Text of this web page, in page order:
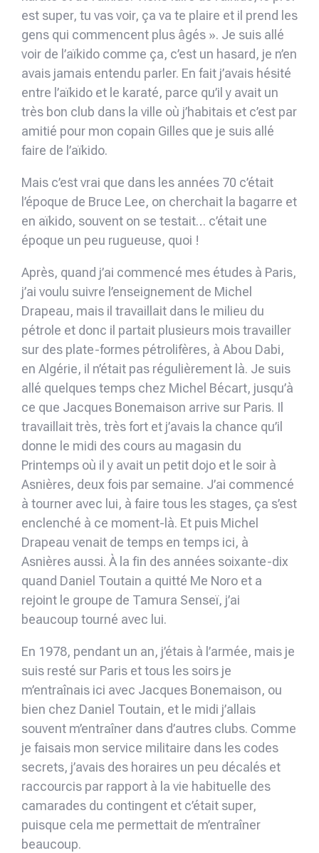
est super, tu vas voir, ça va te plaire et il prend les
gens qui commencent plus âgés ». Je suis allé
voir de l’aïkido comme ça, c’est un hasard, je n’en
avais jamais entendu parler. En fait j’avais hésité
entre l’aïkido et le karaté, parce qu’il y avait un
très bon club dans la ville où j’habitais et c’est par
amitié pour mon copain Gilles que je suis allé
faire de l’aïkido.
Mais c’est vrai que dans les années 70 c’était
l’époque de Bruce Lee, on cherchait la bagarre et
en aïkido, souvent on se testait… c’était une
époque un peu rugueuse, quoi !
Après, quand j’ai commencé mes études à Paris,
j’ai voulu suivre l’enseignement de Michel
Drapeau, mais il travaillait dans le milieu du
pétrole et donc il partait plusieurs mois travailler
sur des plate-formes pétrolifères, à Abou Dabi,
en Algérie, il n’était pas régulièrement là. Je suis
allé quelques temps chez Michel Bécart, jusqu’à
ce que Jacques Bonemaison arrive sur Paris. Il
travaillait très, très fort et j’avais la chance qu’il
donne le midi des cours au magasin du
Printemps où il y avait un petit dojo et le soir à
Asnières, deux fois par semaine. J’ai commencé
à tourner avec lui, à faire tous les stages, ça s’est
enclenché à ce moment-là. Et puis Michel
Drapeau venait de temps en temps ici, à
Asnières aussi. À la fin des années soixante-dix
quand Daniel Toutain a quitté Me Noro et a
rejoint le groupe de Tamura Senseï, j’ai
beaucoup tourné avec lui.
En 1978, pendant un an, j’étais à l’armée, mais je
suis resté sur Paris et tous les soirs je
m’entraînais ici avec Jacques Bonemaison, ou
bien chez Daniel Toutain, et le midi j’allais
souvent m’entraîner dans d’autres clubs. Comme
je faisais mon service militaire dans les codes
secrets, j’avais des horaires un peu décalés et
raccourcis par rapport à la vie habituelle des
camarades du contingent et c’était super,
puisque cela me permettait de m’entraîner
beaucoup.